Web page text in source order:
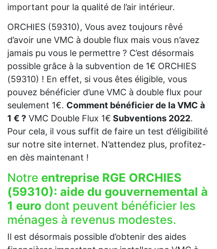
important pour la qualité de l’air intérieur.
ORCHIES (59310), Vous avez toujours rêvé
d’avoir une VMC à double flux mais vous n’avez
jamais pu vous le permettre ? C’est désormais
possible grâce à la subvention de 1€ ORCHIES
(59310) ! En effet, si vous êtes éligible, vous
pouvez bénéficier d’une VMC à double flux pour
seulement 1€. Comment bénéficier de la VMC à
1 € ? VMC Double Flux 1€ Subventions 2022.
Pour cela, il vous suffit de faire un test d’éligibilité
sur notre site internet. N’attendez plus, profitez-
en dès maintenant !
Notre entreprise RGE ORCHIES
(59310): aide du gouvernemental à
1 euro dont peuvent bénéficier les
ménages à revenus modestes.
Il est désormais possible d’obtenir des aides